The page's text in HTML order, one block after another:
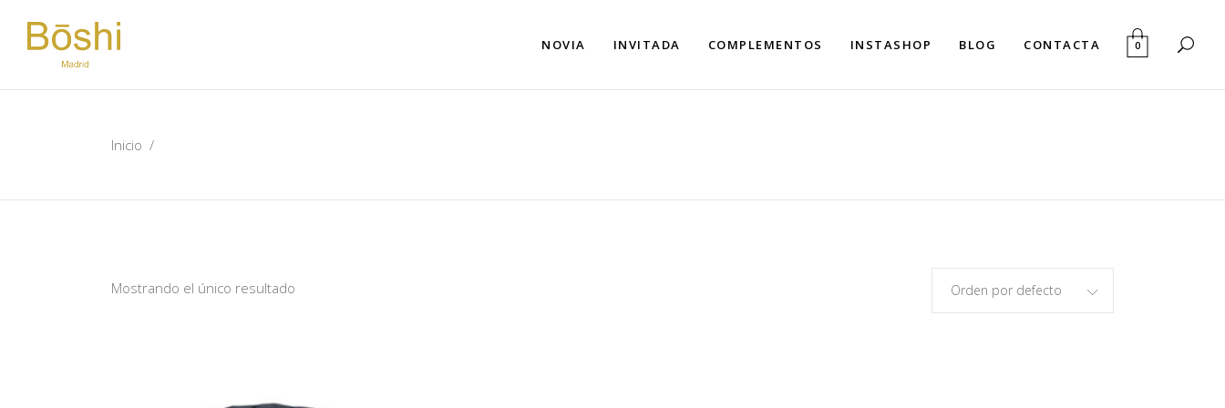
NOVIA INVITADA COMPLEMENTOS INSTASHOP BLOG CONTACTA 0
Inicio /
Mostrando el único resultado Orden por defecto